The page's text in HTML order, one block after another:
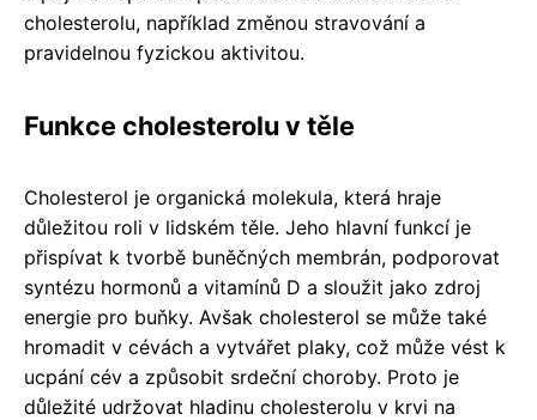
cholesterolu, například změnou stravování a
pravidelnou fyzickou aktivitou.
Funkce cholesterolu v těle
Cholesterol je organická molekula, která hraje
důležitou roli v lidském těle. Jeho hlavní funkcí je
přispívat k tvorbě buněčných membrán, podporovat
syntézu hormonů a vitamínů D a sloužit jako zdroj
energie pro buňky. Avšak cholesterol se může také
hromadit v cévách a vytvářet plaky, což může vést k
ucpání cév a způsobit srdeční choroby. Proto je
důležité udržovat hladinu cholesterolu v krvi na